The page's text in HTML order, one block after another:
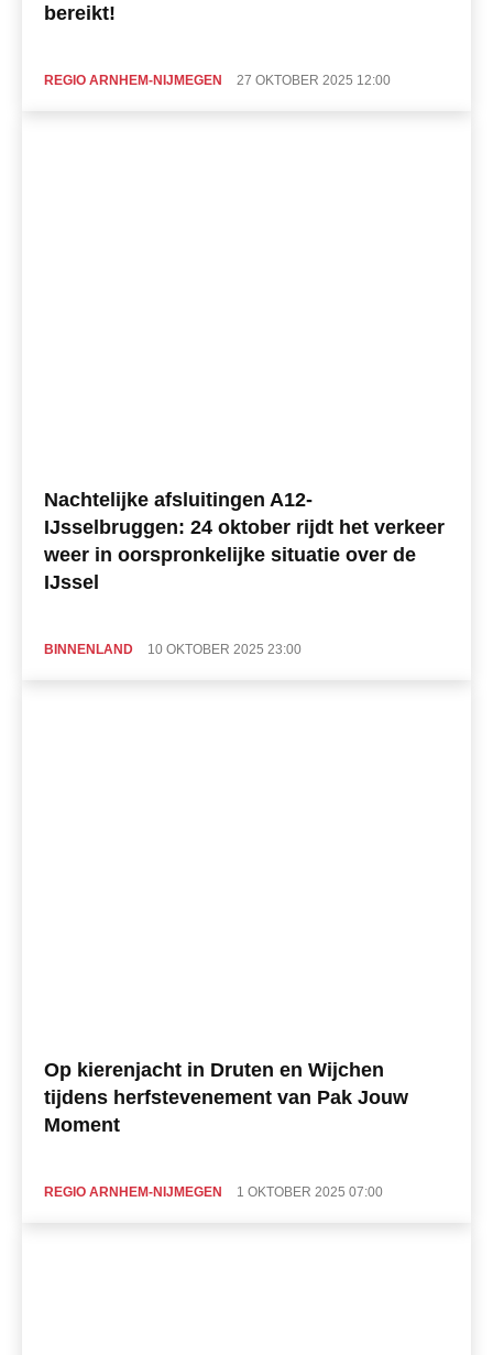
bereikt!
REGIO ARNHEM-NIJMEGEN 27 OKTOBER 2025 12:00
Nachtelijke afsluitingen A12-
IJsselbruggen: 24 oktober rijdt het verkeer
weer in oorspronkelijke situatie over de
IJssel
BINNENLAND 10 OKTOBER 2025 23:00
Op kierenjacht in Druten en Wijchen
tijdens herfstevenement van Pak Jouw
Moment
REGIO ARNHEM-NIJMEGEN 1 OKTOBER 2025 07:00